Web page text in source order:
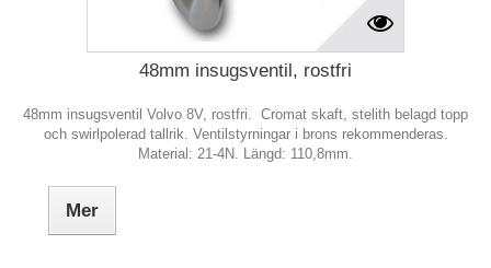
48mm insugsventil, rostfri
48mm insugsventil Volvo 8V, rostfri. Cromat skaft, stelith belagd topp
och swirlpolerad tallrik. Ventilstyrningar i brons rekommenderas.
Material: 21-4N. Längd: 110,8mm.
Mer